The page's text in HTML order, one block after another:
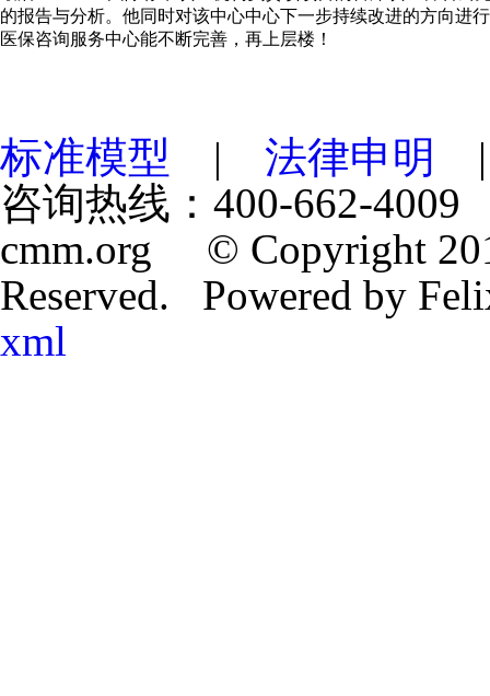
的报告与分析。他同时对该中心中心下一步持续改进的方向进
医保咨询服务中心能不断完善，再上层楼！
标准模型 | 法律申明
咨询热线：400-662-
cmm.org © Copyright
Reserved. Powered by
xml